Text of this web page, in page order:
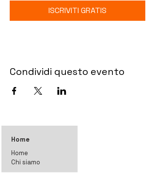
ISCRIVITI GRATIS
Condividi questo evento
Home
Home
Chi siamo